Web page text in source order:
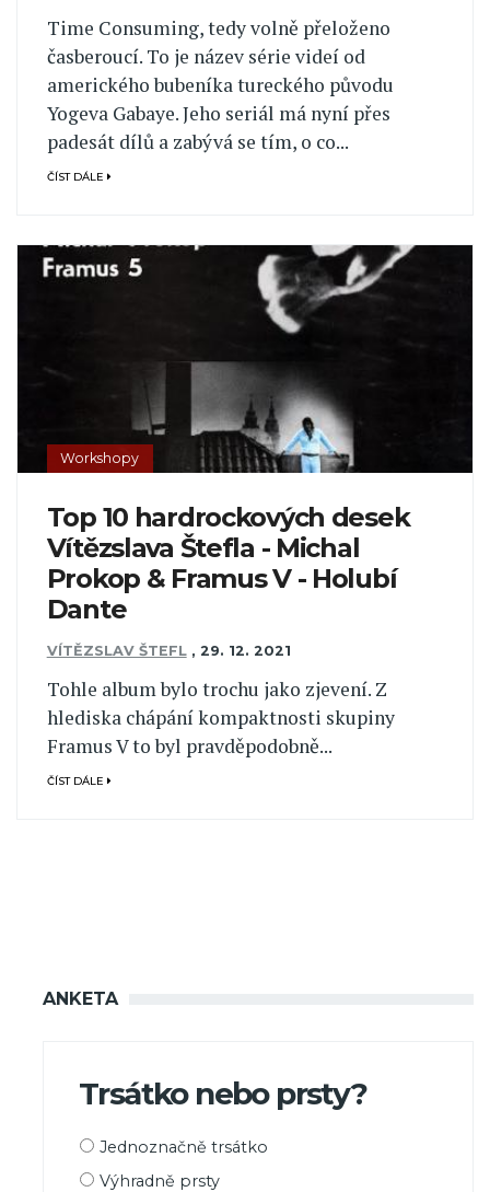
Time Consuming, tedy volně přeloženo
časberoucí. To je název série videí od
amerického bubeníka tureckého původu
Yogeva Gabaye. Jeho seriál má nyní přes
padesát dílů a zabývá se tím, o co...
ČÍST DÁLE
Workshopy
Top 10 hardrockových desek
Vítězslava Štefla - Michal
Prokop & Framus V - Holubí
Dante
VÍTĚZSLAV ŠTEFL , 29. 12. 2021
Tohle album bylo trochu jako zjevení. Z
hlediska chápání kompaktnosti skupiny
Framus V to byl pravděpodobně...
ČÍST DÁLE
ANKETA
Trsátko nebo prsty?
Možnosti
Jednoznačně trsátko
Výhradně prsty